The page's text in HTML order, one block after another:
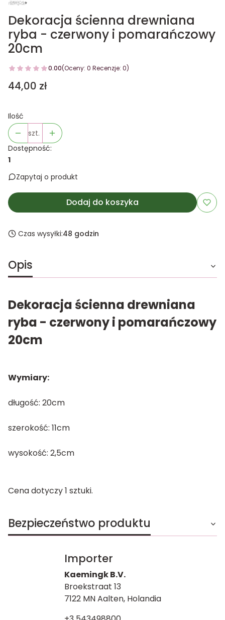
Dekoracja ścienna drewniana
ryba - czerwony i pomarańczowy
20cm
0.00(Oceny: 0 Recenzje: 0)
Cena
44,00 zł
Ilość
szt.
Dostępność:
1
Zapytaj o produkt
Dodaj do koszyka
Czas wysyłki:48 godzin
Opis
Dekoracja ścienna drewniana
ryba - czerwony i pomarańczowy
20cm
Wymiary:
długość: 20cm
szerokość: 11cm
wysokość: 2,5cm
Cena dotyczy 1 sztuki.
Bezpieczeństwo produktu
Importer
Kaemingk B.V.
Broekstraat 13
7122 MN Aalten, Holandia